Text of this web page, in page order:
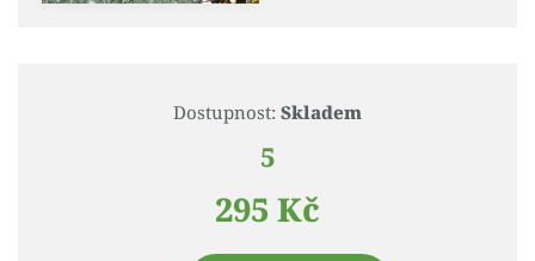
Dostupnost: Skladem
5
295 Kč